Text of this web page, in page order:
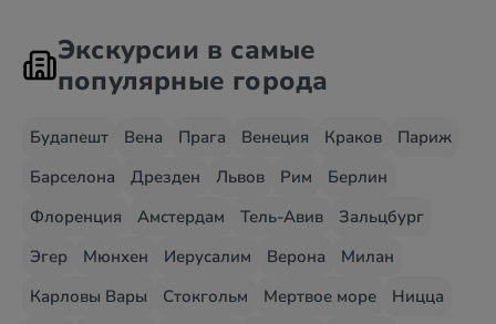
Экскурсии в самые
популярные города
Будапешт Вена Прага Венеция Краков
Париж
Барселона
Дрезден Львов Рим
Берлин
Флоренция
Амстердам Тель-Авив
Зальцбург
Эгер
Мюнхен Иерусалим Верона
Милан
Карловы Вары
Стокгольм Мертвое море
Ницца